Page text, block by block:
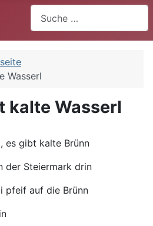
Wasserl
kalte Wasserl
es gibt kalte Brünn
der Steiermark drin
pfeif auf die Brünn